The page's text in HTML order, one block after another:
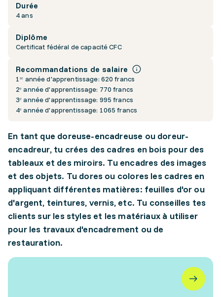
Durée
4 ans
Diplôme
Certificat fédéral de capacité CFC
Recommandations de salaire
1ʳᵉ année d'apprentissage: 620 francs
2ᵉ année d'apprentissage: 770 francs
3ᵉ année d'apprentissage: 995 francs
4ᵉ année d'apprentissage: 1065 francs
En tant que doreuse-encadreuse ou doreur-
encadreur, tu crées des cadres en bois pour des
tableaux et des miroirs. Tu encadres des images
et des objets. Tu dores ou colores les cadres en
appliquant différentes matières: feuilles d'or ou
d'argent, teintures, vernis, etc. Tu conseilles tes
clients sur les styles et les matériaux à utiliser
pour les travaux d'encadrement ou de
restauration.